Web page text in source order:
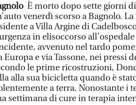
È morto dopo sette giorni
venerdì scorso a Bagnolo.
a Villa Argine di
in elisoccorso
avvenuto nel tardo
Europa e via Tassone, nei pressi
le prime ricostruzioni,
alla sua bicicletta quando è
a terra. Nonostante i
settimana di cure in terapia